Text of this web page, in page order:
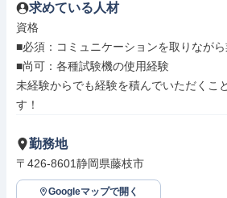
求めている人材
資格
■必須：コミュニケーションを取りなが
■尚可：各種試験機の使用経験
未経験からでも経験を積んでいただくこ
す！
勤務地
〒426-8601静岡県藤枝市
Googleマップで開く